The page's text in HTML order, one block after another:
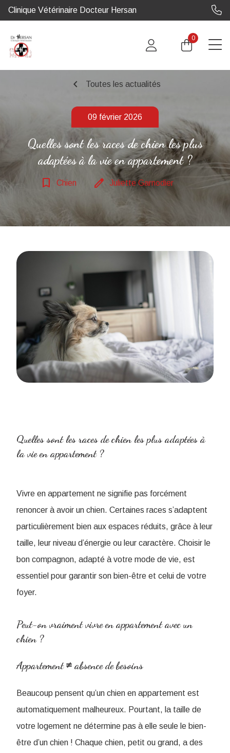
Clinique Vétérinaire Docteur Hersan
0
chevron_left Toutes les actualités
09 février 2026
Quelles sont les races de chien les plus
adaptées à la vie en appartement ?
bookmark_border Chien edit Juliette Garnodier
Quelles sont les races de chien les plus adaptées à
la vie en appartement ?
Vivre en appartement ne signifie pas forcément
renoncer à avoir un chien. Certaines races s’adaptent
particulièrement bien aux espaces réduits, grâce à leur
taille, leur niveau d’énergie ou leur caractère. Choisir le
bon compagnon, adapté à votre mode de vie, est
essentiel pour garantir son bien-être et celui de votre
foyer.
Peut-on vraiment vivre en appartement avec un
chien ?
Appartement ≠ absence de besoins
Beaucoup pensent qu’un chien en appartement est
automatiquement malheureux. Pourtant, la taille de
votre logement ne détermine pas à elle seule le bien-
être d’un chien ! Chaque chien, petit ou grand, a des